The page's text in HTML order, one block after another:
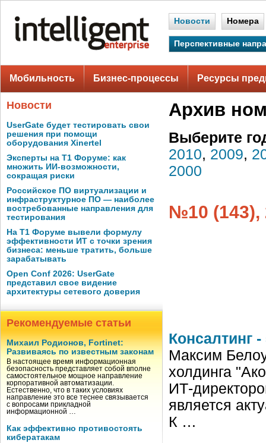
Новости Номера
Перспективные
Мобильность Бизнес-процессы Ресурсы
Новости
UserGate будет тестировать свои
решения при помощи
оборудования Xinertel
Эксперты на Т1 Форуме: как
множить ИИ-возможности,
сокращая риски
Российское ПО виртуализации и
инфраструктурное ПО — наиболее
востребованные направления для
тестирования
На Т1 Форуме вывели формулу
эффективности ИТ с точки зрения
бизнеса: меньше тратить, больше
зарабатывать
Open Conf 2026: UserGate
представил свое видение
архитектуры сетевого доверия
Рекомендуемые статьи
Михаил Родионов, Fortinet:
Развиваясь по известным законам
В настоящее время информационная
безопасность представляет собой вполне
самостоятельное мощное направление
корпоративной автоматизации.
Естественно, что в таких условиях
направление это все теснее связывается
с вопросами прикладной
информационной …
Как эффективно противостоять
кибератакам
Архив
Выберите
2010, 2009,
2000
№10 (143),
Консалтинг
Максим
холдинга
ИТ-
является
К …